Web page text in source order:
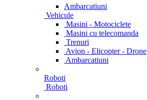
Ambarcatiuni
Vehicule
Masini - Motociclete
Masini cu telecomanda
Trenuri
Avion - Elicopter - Drone
Ambarcatiuni
Roboti
Roboti